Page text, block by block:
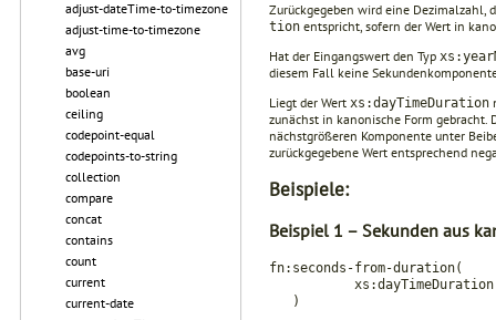
adjust-dateTime-to-timezone
adjust-time-to-timezone
avg
base-uri
boolean
ceiling
codepoint-equal
codepoints-to-string
collection
compare
concat
contains
count
current
current-date
Zurückgegeben wird eine Dezimalzahl,
tion entspricht, sofern der Wert in
Hat der Eingangswert den Typ
diesem Fall keine
Liegt der Wert xs:dayTimeDura­tion
zunächst in kanonische Form
nächstgrößeren Komponente unter
zurückgegebene Wert entsprechend
Beispiele:
Beispiel 1 – Sekunden aus
fn:seconds-from-duration(
)